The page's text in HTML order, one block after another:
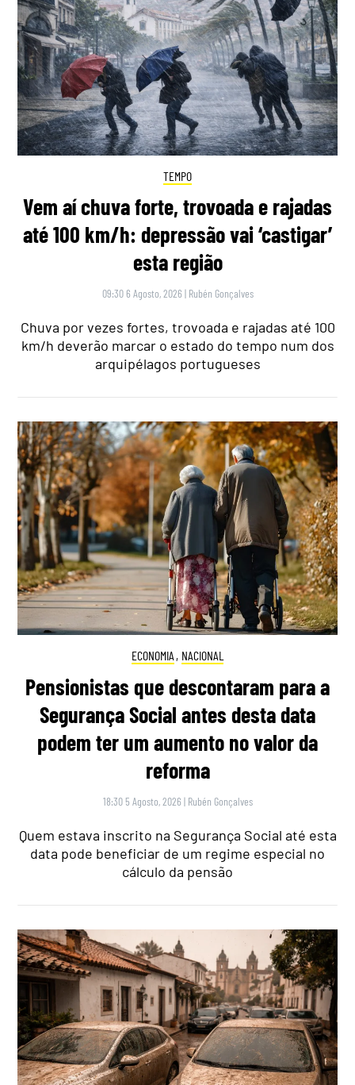
TEMPO
Vem aí chuva forte, trovoada e rajadas
até 100 km/h: depressão vai ‘castigar’
esta região
09:30 6 Agosto, 2026 | Rubén Gonçalves
Chuva por vezes fortes, trovoada e rajadas até 100
km/h deverão marcar o estado do tempo num dos
arquipélagos portugueses
ECONOMIA , NACIONAL
Pensionistas que descontaram para a
Segurança Social antes desta data
podem ter um aumento no valor da
reforma
18:30 5 Agosto, 2026 | Rubén Gonçalves
Quem estava inscrito na Segurança Social até esta
data pode beneficiar de um regime especial no
cálculo da pensão